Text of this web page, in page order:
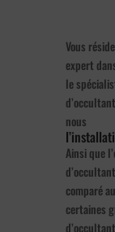
Vous
expert
le
nous
Ainsi que
comparé
certaines